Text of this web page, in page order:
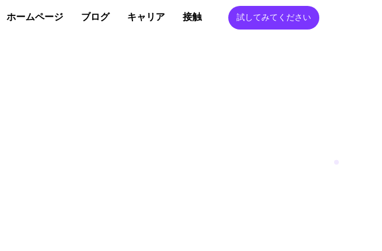
ホームページ ブログ キャリア 接触 試してみてください